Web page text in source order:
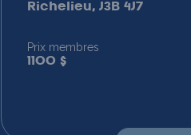
Richelieu, J3B 4J7
Prix membres
1100 $